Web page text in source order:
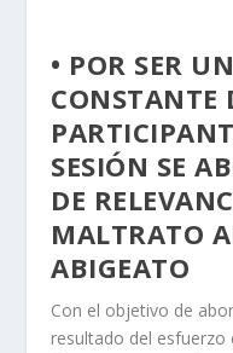
• POR SER
CONSTANTE
SESIÓN SE
DE
MALTRATO
ABIGEATO
Con el objetivo de
resultado del